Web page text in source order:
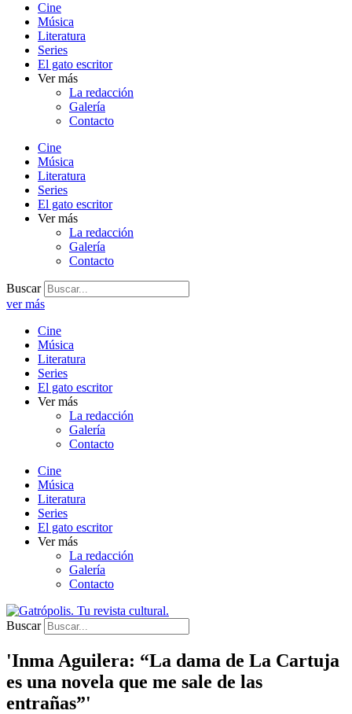
Cine
Música
Literatura
Series
El gato escritor
Ver más
La redacción
Galería
Contacto
Cine
Música
Literatura
Series
El gato escritor
Ver más
La redacción
Galería
Contacto
Buscar
ver más
Cine
Música
Literatura
Series
El gato escritor
Ver más
La redacción
Galería
Contacto
Cine
Música
Literatura
Series
El gato escritor
Ver más
La redacción
Galería
Contacto
Buscar
'Inma Aguilera: “La dama de La Cartuja
es una novela que me sale de las
entrañas”'